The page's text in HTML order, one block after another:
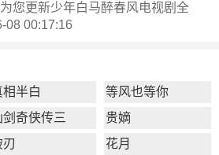
您更新少年白马醉春风电视剧全
08 00:17:16
相半白
等风也等你
剑奇侠传三
贵嫡
刃
花月